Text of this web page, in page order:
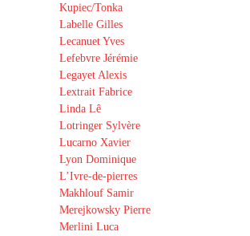
Kupiec/Tonka
Labelle Gilles
Lecanuet Yves
Lefebvre Jérémie
Legayet Alexis
Lextrait Fabrice
Linda Lê
Lotringer Sylvère
Lucarno Xavier
Lyon Dominique
L’Ivre-de-pierres
Makhlouf Samir
Merejkowsky Pierre
Merlini Luca